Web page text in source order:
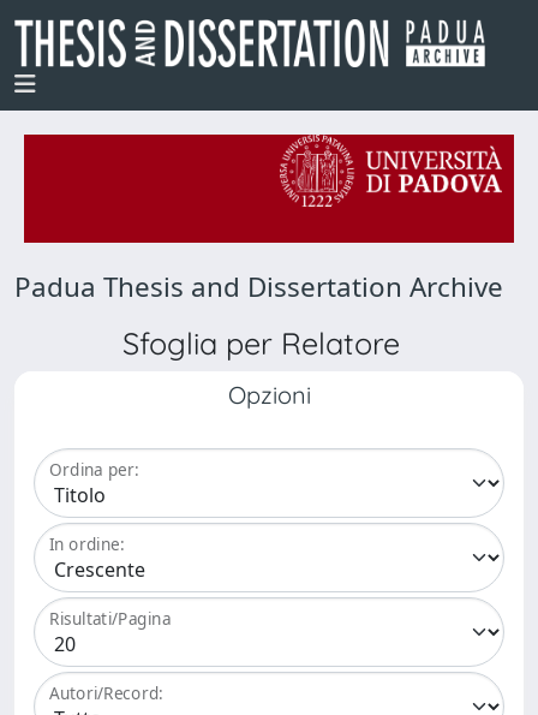
Padua Thesis and Dissertation Archive
Sfoglia per Relatore
Opzioni
Ordina per:
In ordine:
Risultati/Pagina
Autori/Record: